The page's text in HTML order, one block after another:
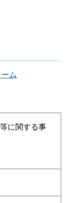
ム
に関する事